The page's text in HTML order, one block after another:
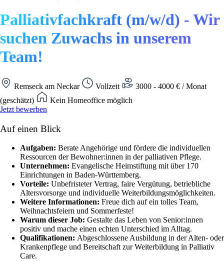
Palliativfachkraft (m/w/d) - Wir
suchen Zuwachs in unserem
Team!
Remseck am Neckar Vollzeit
3000 - 4000 € / Monat
(geschätzt)
Kein Homeoffice möglich
Jetzt bewerben
Auf einen Blick
Aufgaben: Berate Angehörige und fördere die individuellen
Ressourcen der Bewohner:innen in der palliativen Pflege.
Unternehmen: Evangelische Heimstiftung mit über 170
Einrichtungen in Baden-Württemberg.
Vorteile: Unbefristeter Vertrag, faire Vergütung, betriebliche
Altersvorsorge und individuelle Weiterbildungsmöglichkeiten.
Weitere Informationen: Freue dich auf ein tolles Team,
Weihnachtsfeiern und Sommerfeste!
Warum dieser Job: Gestalte das Leben von Senior:innen
positiv und mache einen echten Unterschied im Alltag.
Qualifikationen: Abgeschlossene Ausbildung in der Alten- oder
Krankenpflege und Bereitschaft zur Weiterbildung in Palliativ
Care.